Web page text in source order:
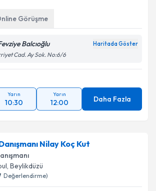
Görüşme
Balcıoğlu Haritada Göster
Cad. Ay Sok. No:6/6
Yarın
10:30
Yarın
12:00 Daha Fazla
Nilay Koç Kut
, Beylikdüzü
Değerlendirme)